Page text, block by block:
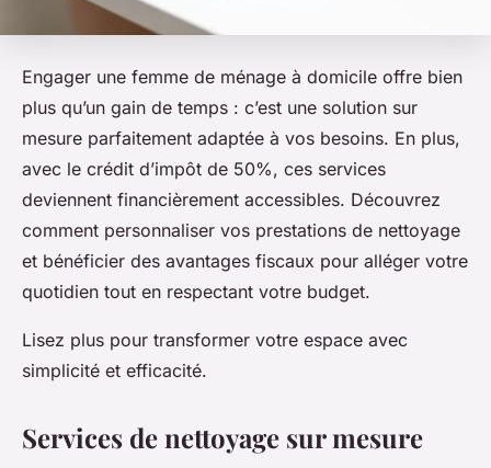
Engager une femme de ménage à domicile offre bien
plus qu’un gain de temps : c’est une solution sur
mesure parfaitement adaptée à vos besoins. En plus,
avec le crédit d’impôt de 50%, ces services
deviennent financièrement accessibles. Découvrez
comment personnaliser vos prestations de nettoyage
et bénéficier des avantages fiscaux pour alléger votre
quotidien tout en respectant votre budget.
Lisez plus pour transformer votre espace avec
simplicité et efficacité.
Services de nettoyage sur mesure